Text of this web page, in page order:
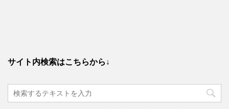
サイト内検索はこちらから↓